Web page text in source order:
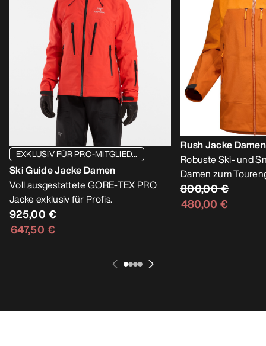
EXKLUSIV FÜR PRO-MITGLIED...
Ski Guide Jacke Damen
Voll ausgestattete GORE-TEX PRO
Jacke exklusiv für Profis.
925,00 €
647,50 €
Rush Jacke Damen
Robuste Ski- und
Damen zum
800,00 €
480,00 €